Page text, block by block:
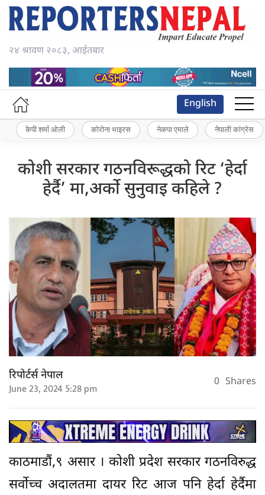
२४ श्रावण २०८३, आईतबार
English
केपी शर्मा ओली कोरोना भाइरस नेकपा एमाले नेपाली कांग्रेस
कोशी सरकार गठनविरूद्धको रिट ‘हेर्दा
हेर्दै’ मा,अर्को सुनुवाइ कहिले ?
रिपोर्टर्स नेपाल
June 23, 2024 5:28 pm 0 Shares
काठमाडौं,९ असार । कोशी प्रदेश सरकार गठनविरुद्ध
सर्वोच्च अदालतमा दायर रिट आज पनि हेर्दा हेर्दैमा